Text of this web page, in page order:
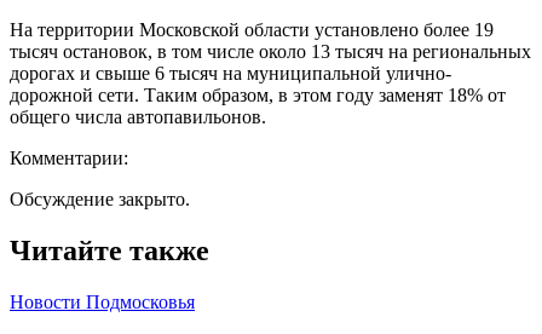
На территории Московской области установлено более 19
тысяч остановок, в том числе около 13 тысяч на региональных
дорогах и свыше 6 тысяч на муниципальной улично-
дорожной сети. Таким образом, в этом году заменят 18% от
общего числа автопавильонов.
Комментарии:
Обсуждение закрыто.
Читайте также
Новости Подмосковья